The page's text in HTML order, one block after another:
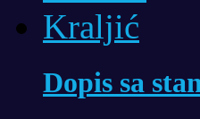
Dopis sa